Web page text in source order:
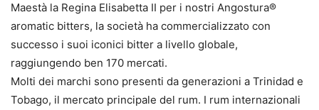
Maestà la Regina Elisabetta II per i nostri Angostura®
aromatic bitters, la società ha commercializzato con
successo i suoi iconici bitter a livello globale,
raggiungendo ben 170 mercati.
Molti dei marchi sono presenti da generazioni a Trinidad e
Tobago, il mercato principale del rum. I rum internazionali